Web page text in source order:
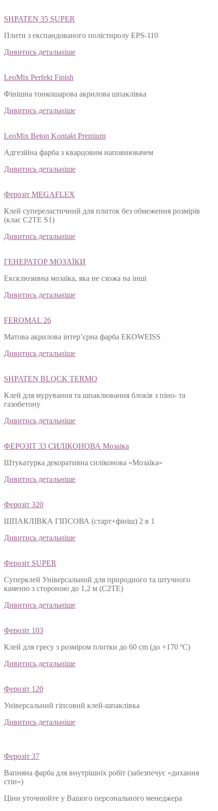
SHPATEN 35 SUPER
Плити з експандованого полістиролу EPS-110
Дивитись детальніше
LeoMix Perfekt Finish
Фінішна тонкошарова акрилова шпаклівка
Дивитись детальніше
LeoMix Beton Kontakt Premium
Адгезійна фарба з кварцовим наповнювачем
Дивитись детальніше
Ферозіт MEGAFLEX
Клей супереластичний для плиток без обмеження розмірів
(клас С2ТЕ S1)
Дивитись детальніше
ГЕНЕРАТОР МОЗАЇКИ
Ексклюзивна мозаїка, яка не схожа на інші
Дивитись детальніше
FEROMAL 26
Матова акрилова інтер’єрна фарба ЕКОWEISS
Дивитись детальніше
SHPATEN BLOСK TERMO
Клей для мурування та шпаклювання блоків з піно- та
газобетону
Дивитись детальніше
ФЕРОЗІТ 33 СИЛІКОНОВА Мозаїка
Штукатурка декоративна силіконова «Мозаїка»
Дивитись детальніше
Ферозіт 320
ШПАКЛІВКА ГІПСОВА (старт+фініш) 2 в 1
Дивитись детальніше
Ферозіт SUPER
Суперклей Універсальний для природного та штучного
каменю з стороною до 1,2 м (C2TЕ)
Дивитись детальніше
Ферозіт 103
Клей для гресу з розміром плитки до 60 cm (до +170 ºС)
Дивитись детальніше
Ферозіт 120
Універсальний гіпсовий клей-шпаклівка
Дивитись детальніше
Ферозіт 37
Вапняна фарба для внутрішніх робіт (забезпечує «дихання
стін»)
Ціни уточнюйте у Вашого персонального менеджера